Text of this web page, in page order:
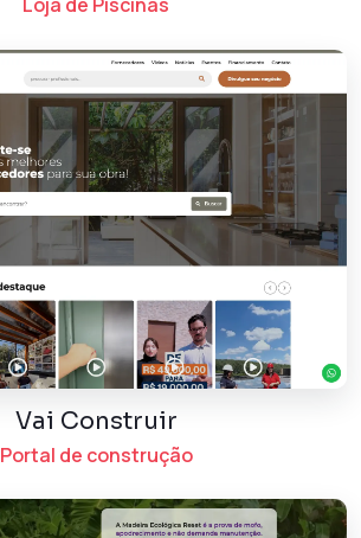
Vai Construir
Portal de construção